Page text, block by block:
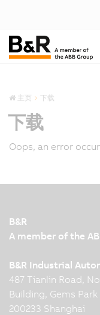
主页 下载
下载
Oops, an error
B&R
A member of the
B&R Industrial
487 Tianlin Road,
Building, Gems Park
200233 Shanghai